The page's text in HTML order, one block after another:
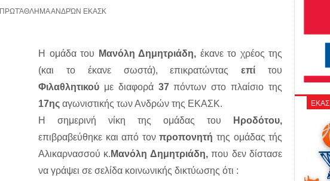
ΠΡΩΤΆΘΛΗΜΑ ΑΝΔΡΏΝ ΕΚΑΣΚ
Η ομάδα του Μανόλη Δημητριάδη, έκανε το χρέος της
(και το έκανε σωστά), επικρατώνταςεπί του
Φιλαθλητικού με διαφορά 37πόντων στο πλαίσιο της
17ης αγωνιστικής των Ανδρών της ΕΚΑΣΚ.
Η σημερινή νίκη της ομάδας του Ηροδότου,
επιβραβεύθηκε και από τονπροπονητή της ομάδας τής
Αλικαρνασσού κ. Μανόλη Δημητριάδη,που δεν δίστασε
να γράψει σε σελίδα κοινωνικής δικτύωσης ότι :